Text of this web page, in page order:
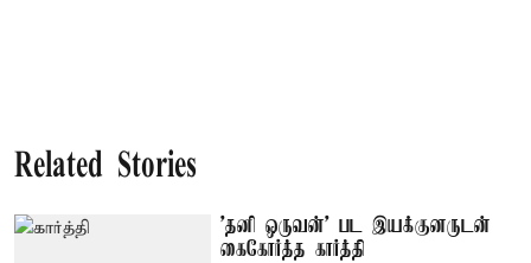
Related Stories
'தனி ஒருவன்' பட இயக்குனருடன்
கைகோர்த்த கார்த்தி